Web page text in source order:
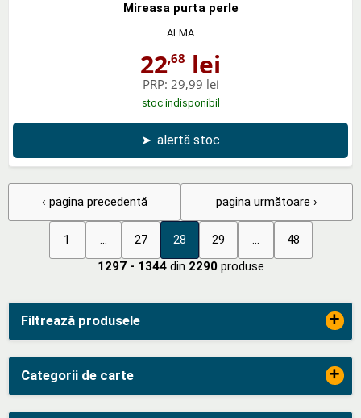
Filtrează produsele +
Categorii de carte +
Mireasa purta perle
ALMA
22,68 lei
PRP: 29,99 lei
stoc indisponibil
➤ alertă stoc
‹ pagina precedentă
1 27 28 29 48
pagina următoare ›
1297 - 1344din 2290produse